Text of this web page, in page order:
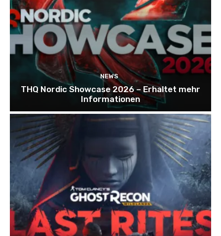
NEWS
THQ Nordic Showcase 2026 – Erhaltet mehr
Informationen